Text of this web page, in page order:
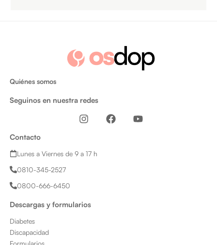
Quiénes somos
Seguinos en nuestra redes
I
n
a
F
a
Y
o
Contacto
Lunes a Viernes de 9 a 17 h
0810-345-2527
0800-666-6450
Descargas y formularios
Diabetes
Discapacidad
Formularios